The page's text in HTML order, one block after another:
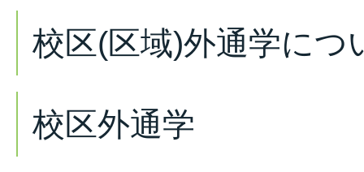
校区(区域)外通学につ
校区外通学